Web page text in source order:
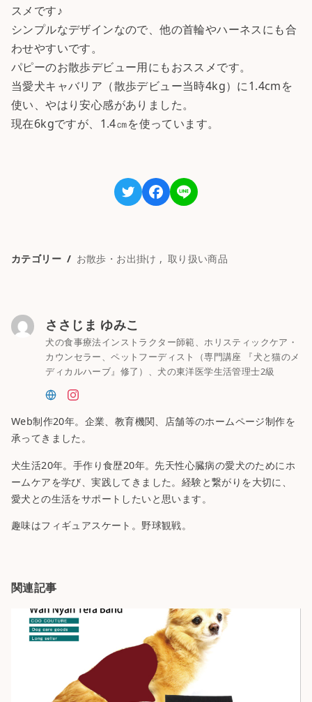
スメです♪
シンプルなデザインなので、他の首輪やハーネスにも合
わせやすいです。
パピーのお散歩デビュー用にもおススメです。
当愛犬キャバリア（散歩デビュー当時4kg）に1.4cmを
使い、やはり安心感がありました。
現在6kgですが、1.4㎝を使っています。
カテゴリー お散歩・お出掛け 取り扱い商品
ささじま ゆみこ
犬の食事療法インストラクター師範、ホリスティックケア・
カウンセラー、ペットフーディスト（専門講座 『犬と猫のメ
ディカルハーブ』修了）、犬の東洋医学生活管理士2級
Web制作20年。企業、教育機関、店舗等のホームページ制作を
承ってきました。
犬生活20年。手作り食歴20年。先天性心臓病の愛犬のためにホ
ームケアを学び、実践してきました。経験と繋がりを大切に、
愛犬との生活をサポートしたいと思います。
趣味はフィギュアスケート。野球観戦。
関連記事